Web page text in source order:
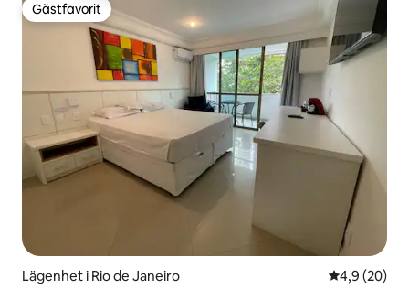
Gästfavorit
Gästfavorit
Lägenhet i Rio de Janeiro 4,9 av 5 i
4,9 (20)